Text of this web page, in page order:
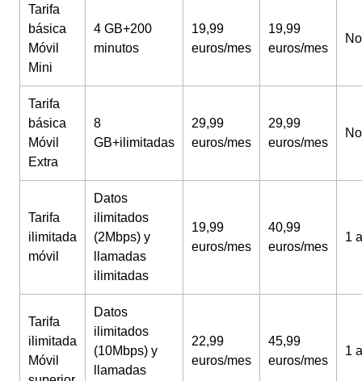
Tarifa
básica
Móvil
Mini
4 GB+200
minutos
19,99
euros/mes
19,99
euros/mes
No
Tarifa
básica
Móvil
Extra
8
GB+ilimitadas
29,99
euros/mes
29,99
euros/mes
No
Tarifa
ilimitada
móvil
Datos
ilimitados
(2Mbps) y
llamadas
ilimitadas
19,99
euros/mes
40,99
euros/mes
1
Tarifa
ilimitada
Móvil
Datos
ilimitados
(10Mbps) y
llamadas
22,99
euros/mes
45,99
euros/mes
1